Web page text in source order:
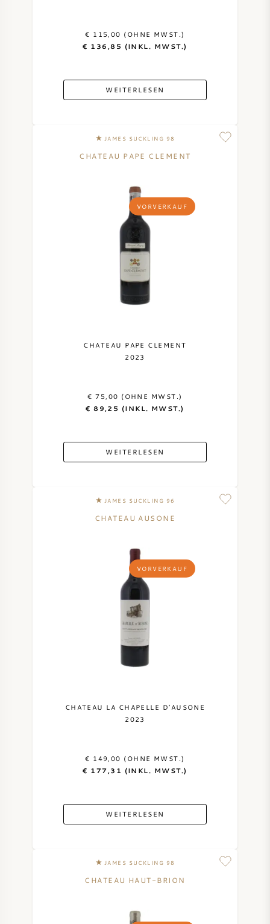
€ 115,00 (OHNE MWST.)
€ 136,85 (INKL. MWST.)
WEITERLESEN
JAMES SUCKLING 98
VORVERKAUF
CHATEAU PAPE CLEMENT
CHATEAU PAPE CLEMENT
2023
€ 75,00 (OHNE MWST.)
€ 89,25 (INKL. MWST.)
WEITERLESEN
JAMES SUCKLING 96
VORVERKAUF
CHATEAU AUSONE
CHATEAU LA CHAPELLE D'AUSONE
2023
€ 149,00 (OHNE MWST.)
€ 177,31 (INKL. MWST.)
WEITERLESEN
JAMES SUCKLING 98
CHATEAU HAUT-BRION